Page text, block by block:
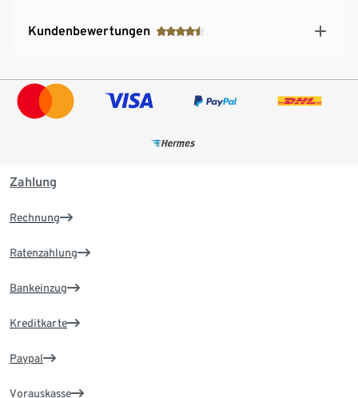
Kundenbewertungen
Zahlung
Rechnung
Ratenzahlung
Bankeinzug
Kreditkarte
Paypal
Vorauskasse